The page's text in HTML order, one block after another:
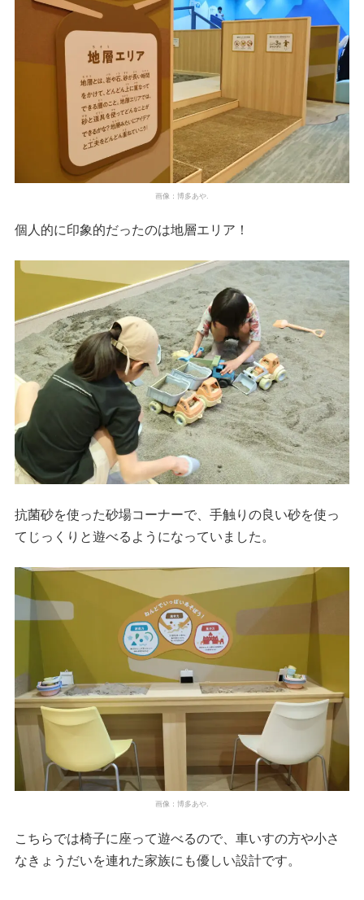
画像：博多あや.
個人的に印象的だったのは地層エリア！
抗菌砂を使った砂場コーナーで、手触りの良い砂を使っ
てじっくりと遊べるようになっていました。
画像：博多あや.
こちらでは椅子に座って遊べるので、車いすの方や小さ
なきょうだいを連れた家族にも優しい設計です。